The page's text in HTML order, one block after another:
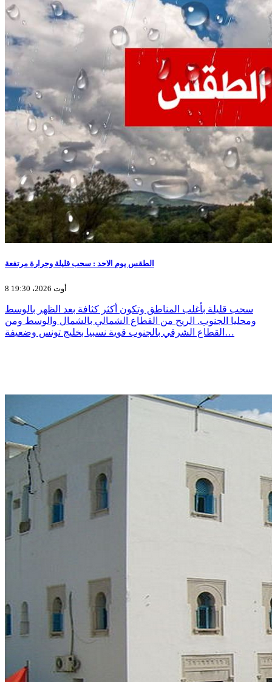
الطقس يوم الاحد : سحب قليلة وحرارة مرتفعة
8 أوت 2026، 19:30
سحب قليلة بأغلب المناطق وتكون أكثر كثافة بعد الظهر بالوسط
ومحليا الجنوب. الريح من القطاع الشمالي بالشمال والوسط ومن
القطاع الشرقي بالجنوب قوية نسبيا بخليج تونس وضعيفة…